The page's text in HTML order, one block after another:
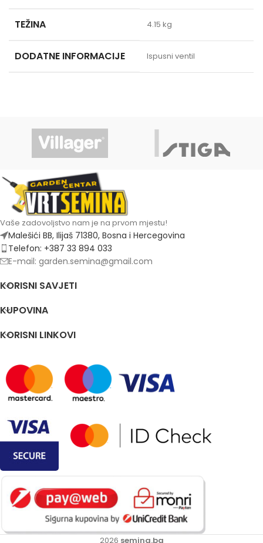
TEŽINA 4.15 kg
DODATNE INFORMACIJE Ispusni ventil
Vaše zadovoljstvo nam je na prvom mjestu!
Malešići BB, Ilijaš 71380, Bosna i Hercegovina
Telefon: +387 33 894 033
E-mail: garden.semina@gmail.com
KORISNI SAVJETI
KUPOVINA
KORISNI LINKOVI
2026 semina.ba